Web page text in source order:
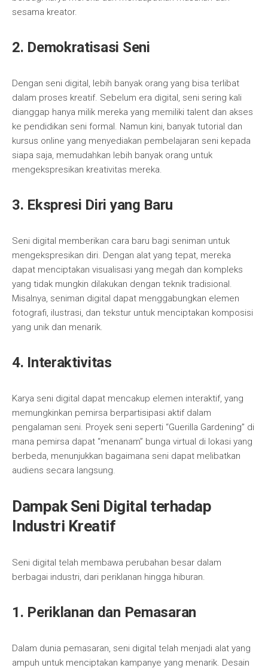
sesama kreator.
2. Demokratisasi Seni
Dengan seni digital, lebih banyak orang yang bisa terlibat
dalam proses kreatif. Sebelum era digital, seni sering kali
dianggap hanya milik mereka yang memiliki talent dan akses
ke pendidikan seni formal. Namun kini, banyak tutorial dan
kursus online yang menyediakan pembelajaran seni kepada
siapa saja, memudahkan lebih banyak orang untuk
mengekspresikan kreativitas mereka.
3. Ekspresi Diri yang Baru
Seni digital memberikan cara baru bagi seniman untuk
mengekspresikan diri. Dengan alat yang tepat, mereka
dapat menciptakan visualisasi yang megah dan kompleks
yang tidak mungkin dilakukan dengan teknik tradisional.
Misalnya, seniman digital dapat menggabungkan elemen
fotografi, ilustrasi, dan tekstur untuk menciptakan komposisi
yang unik dan menarik.
4. Interaktivitas
Karya seni digital dapat mencakup elemen interaktif, yang
memungkinkan pemirsa berpartisipasi aktif dalam
pengalaman seni. Proyek seni seperti “Guerilla Gardening” di
mana pemirsa dapat “menanam” bunga virtual di lokasi yang
berbeda, menunjukkan bagaimana seni dapat melibatkan
audiens secara langsung.
Dampak Seni Digital terhadap
Industri Kreatif
Seni digital telah membawa perubahan besar dalam
berbagai industri, dari periklanan hingga hiburan.
1. Periklanan dan Pemasaran
Dalam dunia pemasaran, seni digital telah menjadi alat yang
ampuh untuk menciptakan kampanye yang menarik. Desain